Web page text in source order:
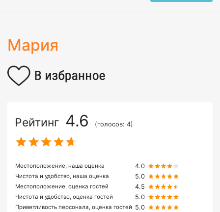
Мария
Рейтинг 4.6 (голосов: 4)
Местоположение, наша оценка 4.0
Чистота и удобство, наша оценка 5.0
Местоположение, оценка гостей 4.5
Чистота и удобство, оценка гостей 5.0
Приветливость персонала, оценка гостей 5.0